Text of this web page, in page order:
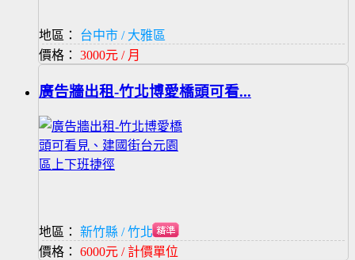
地區：
台中市 / 大雅區
價格： 3000元 / 月
廣告牆出租-竹北博愛橋頭可看...
地區：
新竹縣 / 竹北市
價格： 6000元 / 計價單位